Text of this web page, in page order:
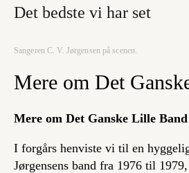
Det bedste vi har set
Sangeren C. V. Jørgensen på scenen.
Mere om Det
Mere om Det Ganske Lille Band
I forgårs henviste vi til en
Jørgensens band fra 1976 til